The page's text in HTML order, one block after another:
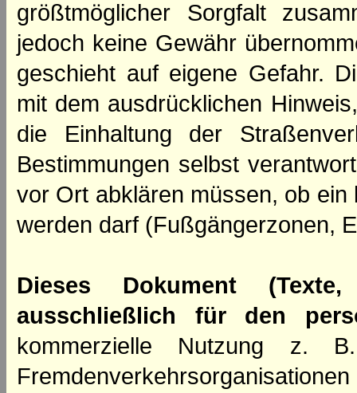
größtmöglicher Sorgfalt
jedoch keine Gewähr
geschieht auf eigene Gefahr.
mit dem ausdrücklichen
die Einhaltung der
Bestimmungen selbst
vor Ort abklären müssen, ob
werden darf (Fußgängerzonen,
Dieses Dokument
ausschließlich für den
kommerzielle Nutzung z.